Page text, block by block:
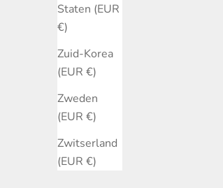
Staten (EUR
€)
Zuid-Korea
(EUR €)
Zweden
(EUR €)
Zwitserland
(EUR €)